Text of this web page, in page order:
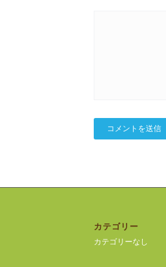
カテゴリー
カテゴリーなし